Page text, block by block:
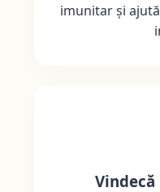
imunitar și